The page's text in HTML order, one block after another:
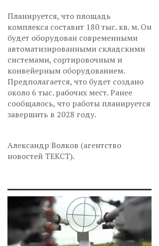
Планируется, что площадь
комплекса составит 180 тыс. кв. м. Он
будет оборудован современными
автоматизированными складскими
системами, сортировочным и
конвейерным оборудованием.
Предполагается, что будет создано
около 6 тыс. рабочих мест. Ранее
сообщалось, что работы планируется
завершить в 2028 году.
Александр Волков (агентство
новостей ТЕКСТ).